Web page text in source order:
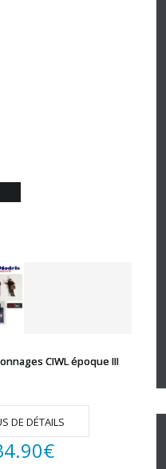
CIWL époque III
DE DÉTAILS
€